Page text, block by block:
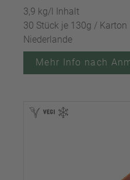
3,9 kg/l Inhalt
30 Stück je 130g / Karton
Niederlande
Mehr Info nach